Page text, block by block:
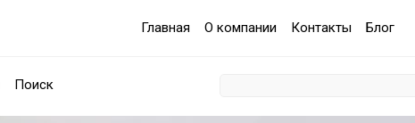
Главная О компании Контакты Блог
Поиск